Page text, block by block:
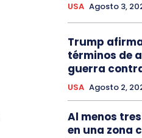
USA Agosto 3,
Trump
términos de
guerra
USA Agosto 2,
Al menos
en una zona